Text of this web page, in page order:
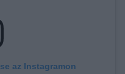
az Instagramon